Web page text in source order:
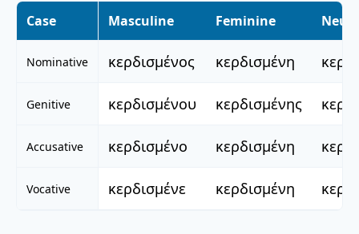
Case Masculine Feminine
Nominative κερδισμένος κερδισμένη
Genitive κερδισμένου κερδισμένης
Accusative κερδισμένο κερδισμένη
Vocative κερδισμένε κερδισμένη